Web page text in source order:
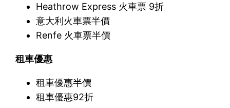
Heathrow Express 火車票 9折
意大利火車票半價
Renfe 火車票半價
租車優惠
租車優惠半價
租車優惠92折